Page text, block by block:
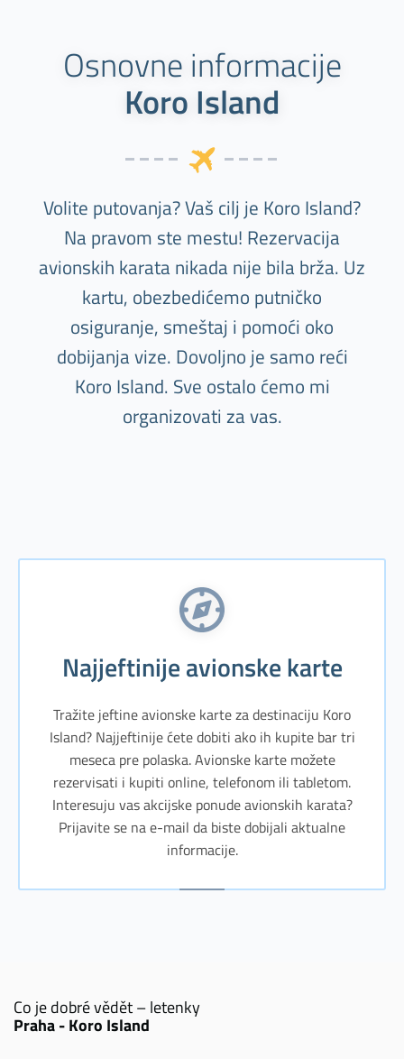
Osnovne informacije
Koro Island
Volite putovanja? Vaš cilj je Koro Island?
Na pravom ste mestu! Rezervacija
avionskih karata nikada nije bila brža. Uz
kartu, obezbedićemo putničko
osiguranje, smeštaj i pomoći oko
dobijanja vize. Dovoljno je samo reći
Koro Island. Sve ostalo ćemo mi
organizovati za vas.
Najjeftinije avionske karte
Tražite jeftine avionske karte za destinaciju Koro
Island? Najjeftinije ćete dobiti ako ih kupite bar tri
meseca pre polaska. Avionske karte možete
rezervisati i kupiti online, telefonom ili tabletom.
Interesuju vas akcijske ponude avionskih karata?
Prijavite se na e-mail da biste dobijali aktualne
informacije.
Co je dobré vědět – letenky
Praha - Koro Island